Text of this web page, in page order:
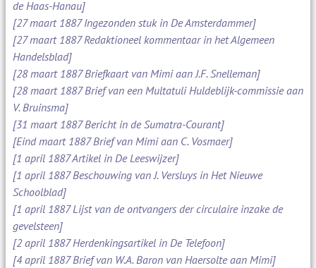
de Haas-Hanau]
[27 maart 1887 Ingezonden stuk in De Amsterdammer]
[27 maart 1887 Redaktioneel kommentaar in het Algemeen
Handelsblad]
[28 maart 1887 Briefkaart van Mimi aan J.F. Snelleman]
[28 maart 1887 Brief van een Multatuli Huldeblijk-commissie aan
V. Bruinsma]
[31 maart 1887 Bericht in de Sumatra-Courant]
[Eind maart 1887 Brief van Mimi aan C. Vosmaer]
[1 april 1887 Artikel in De Leeswijzer]
[1 april 1887 Beschouwing van J. Versluys in Het Nieuwe
Schoolblad]
[1 april 1887 Lijst van de ontvangers der circulaire inzake de
gevelsteen]
[2 april 1887 Herdenkingsartikel in De Telefoon]
[4 april 1887 Brief van W.A. Baron van Haersolte aan Mimi]